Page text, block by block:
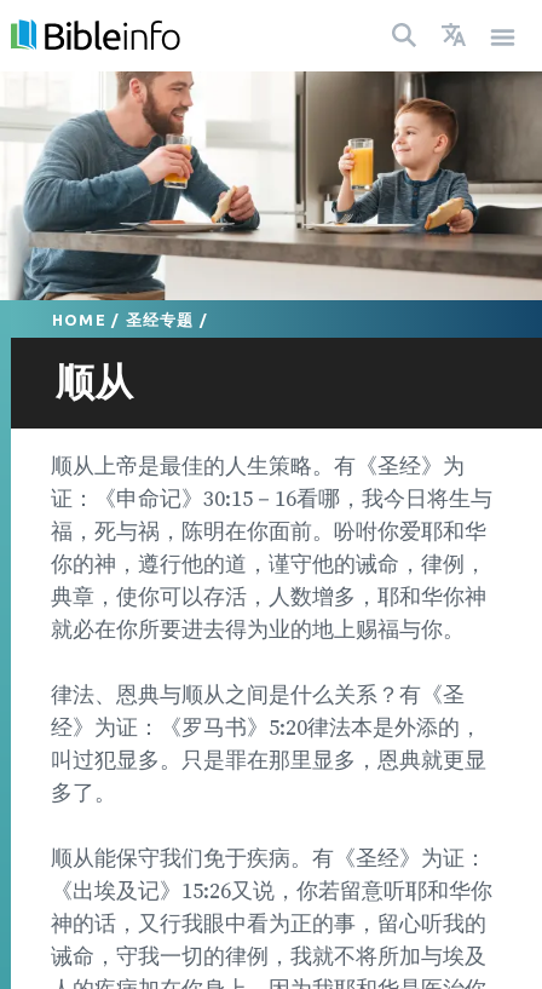
HOME / 圣经专题 /
顺从
顺从上帝是最佳的人生策略。有《圣经》为
证：《申命记》30:15－16看哪，我今日将生与
福，死与祸，陈明在你面前。吩咐你爱耶和华
你的神，遵行他的道，谨守他的诫命，律例，
典章，使你可以存活，人数增多，耶和华你神
就必在你所要进去得为业的地上赐福与你。
律法、恩典与顺从之间是什么关系？有《圣
经》为证：《罗马书》5:20律法本是外添的，
叫过犯显多。只是罪在那里显多，恩典就更显
多了。
顺从能保守我们免于疾病。有《圣经》为证：
《出埃及记》15:26又说，你若留意听耶和华你
神的话，又行我眼中看为正的事，留心听我的
诫命，守我一切的律例，我就不将所加与埃及